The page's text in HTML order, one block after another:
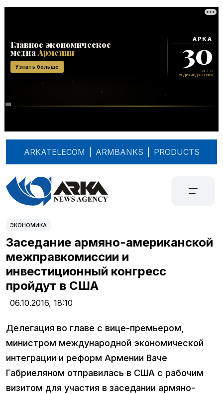
ARKATELECOM ARMBANKS PRODUCTS
ЭКОНОМИКА
Заседание армяно-американской
межправкомиссии и
инвестиционный конгресс
пройдут в США
06.10.2016, 18:10
Делегация во главе с вице-премьером,
министром международной экономической
интеграции и реформ Армении Ваче
Габриеляном отправилась в США с рабочим
визитом для участия в заседании армяно-